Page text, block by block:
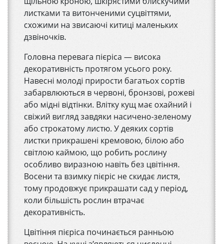
листками та витонченими суцвіттями,
схожими на звисаючі китиці маленьких
дзвіночків.
Головна перевага пієріса — висока
декоративність протягом усього року.
Навесні молоді прирости багатьох сортів
забарвлюються в червоні, бронзові, рожеві
або мідні відтінки. Влітку кущ має охайний і
свіжий вигляд завдяки насичено-зеленому
або строкатому листю. У деяких сортів
листки прикрашені кремовою, білою або
світлою каймою, що робить рослину
особливо виразною навіть без цвітіння.
Восени та взимку пієріс не скидає листя,
тому продовжує прикрашати сад у період,
коли більшість рослин втрачає
декоративність.
Цвітіння пієріса починається ранньою